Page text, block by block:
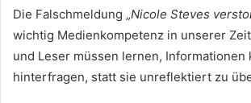
Die Falschmeldung „Nicole Steves
wichtig Medienkompetenz in unserer
und Leser müssen lernen, Informationen
hinterfragen, statt sie unreflektiert zu